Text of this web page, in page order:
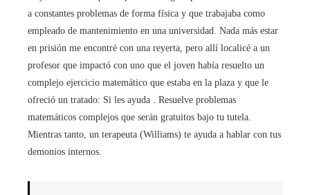
a constantes problemas de forma física y que trabajaba como
empleado de mantenimiento en una universidad. Nada más estar
en prisión me encontré con una reyerta, pero allí localicé a un
profesor que impactó con uno que el joven había resuelto un
complejo ejercicio matemático que estaba en la plaza y que le
ofreció un tratado: Si les ayuda . Resuelve problemas
matemáticos complejos que serán gratuitos bajo tu tutela.
Mientras tanto, un terapeuta (Williams) te ayuda a hablar con tus
demonios internos.